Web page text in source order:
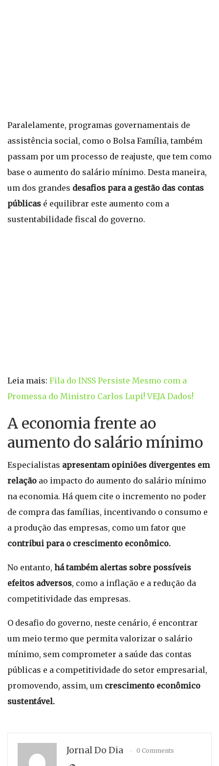
Paralelamente, programas governamentais de
assistência social, como o Bolsa Família, também
passam por um processo de reajuste, que tem como
base o aumento do salário mínimo. Desta maneira,
um dos grandes desafios para a gestão das contas
públicas é equilibrar este aumento com a
sustentabilidade fiscal do governo.
Leia mais: Fila do INSS Persiste Mesmo com a
Promessa do Ministro Carlos Lupi! VEJA Dados!
A economia frente ao
aumento do salário mínimo
Especialistas apresentam opiniões divergentes em
relação ao impacto do aumento do salário mínimo
na economia. Há quem cite o incremento no poder
de compra das famílias, incentivando o consumo e
a produção das empresas, como um fator que
contribui para o crescimento econômico.
No entanto, há também alertas sobre possíveis
efeitos adversos, como a inflação e a redução da
competitividade das empresas.
O desafio do governo, neste cenário, é encontrar
um meio termo que permita valorizar o salário
mínimo, sem comprometer a saúde das contas
públicas e a competitividade do setor empresarial,
promovendo, assim, um crescimento econômico
sustentável.
Jornal Do Dia 0 Comments